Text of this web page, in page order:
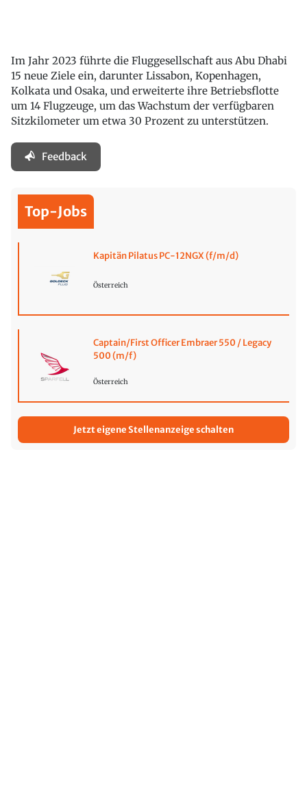
Im Jahr 2023 führte die Fluggesellschaft aus Abu Dhabi
15 neue Ziele ein, darunter Lissabon, Kopenhagen,
Kolkata und Osaka, und erweiterte ihre Betriebsflotte
um 14 Flugzeuge, um das Wachstum der verfügbaren
Sitzkilometer um etwa 30 Prozent zu unterstützen.
Feedback
Top-Jobs
Kapitän Pilatus PC-12NGX (f/m/d)
Österreich
Captain/First Officer Embraer 550 / Legacy
500 (m/f)
Österreich
Jetzt eigene Stellenanzeige schalten